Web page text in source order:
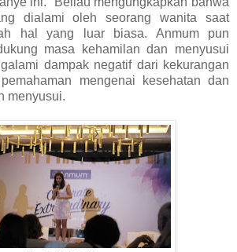
dialami oleh seorang wanita saat
hal yang luar biasa. Anmum pun
masa kehamilan dan menyusui
dampak negatif dari kekurangan
mengenai kesehatan dan
menyusui.